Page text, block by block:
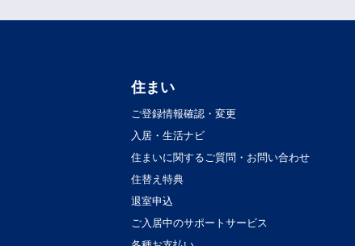
住まい
ご登録情報確認・変更
入居・生活ナビ
住まいに関するご質問・お問い合わせ
住替え特典
退室申込
ご入居中のサポートサービス